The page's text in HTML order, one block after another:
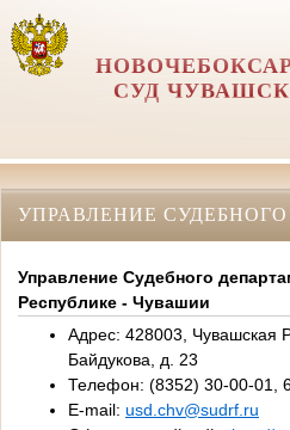
СУД
УПРАВЛЕНИЕ
Управление Судебного
Республике - Чувашии
Адрес: 428003, Чувашская
Байдукова, д. 23
Телефон: (8352) 30-00-01,
E-mail: usd.chv@sudrf.ru